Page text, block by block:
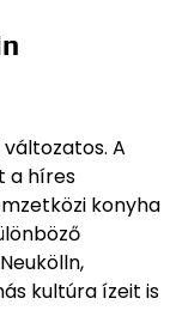
A
a híres
konyha
kultúra ízeit is